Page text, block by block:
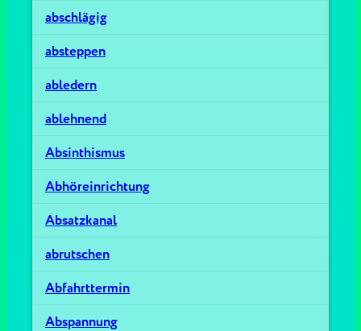
abschlägig
absteppen
abledern
ablehnend
Absinthismus
Abhöreinrichtung
Absatzkanal
abrutschen
Abfahrttermin
Abspannung